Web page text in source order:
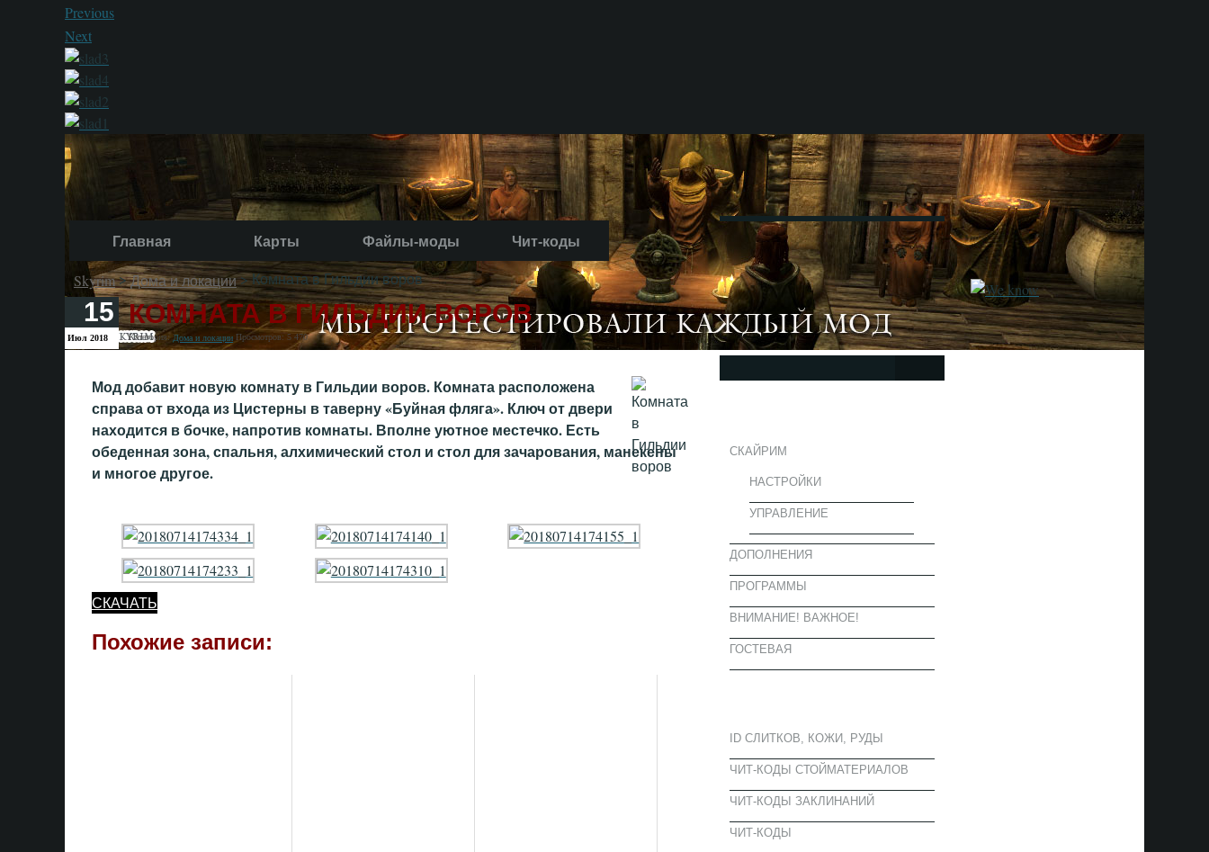
Previous
Next
Главная Карты Файлы-моды Чит-коды
Skyrim>Дома и локации> Комната в Гильдии воров
15
Июл 2018
КОМНАТА В ГИЛЬДИИ ВОРОВ
Категория:Дома и локации Просмотров: 5 470
Мод добавит новую комнату в Гильдии воров. Комната расположена
справа от входа из Цистерны в таверну «Буйная фляга». Ключ от двери
находится в бочке, напротив комнаты. Вполне уютное местечко. Есть
обеденная зона, спальня, алхимический стол и стол для зачарования, манекены
и многое другое.
СКАЧАТЬ
Похожие записи:
СКАЙРИМ
НАСТРОЙКИ
УПРАВЛЕНИЕ
ДОПОЛНЕНИЯ
ПРОГРАММЫ
ВНИМАНИЕ! ВАЖНОЕ!
ГОСТЕВАЯ
ID СЛИТКОВ, КОЖИ, РУДЫ
ЧИТ-КОДЫ СТОЙМАТЕРИАЛОВ
ЧИТ-КОДЫ ЗАКЛИНАНИЙ
ЧИТ-КОДЫ